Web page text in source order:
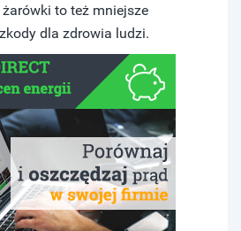
to też mniejsze
dla zdrowia ludzi.